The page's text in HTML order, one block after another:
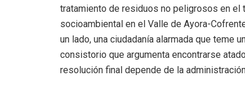
tratamiento de residuos no peligrosos en el
socioambiental en el Valle de Ayora-
un lado, una ciudadanía alarmada que teme
consistorio que argumenta encontrarse
resolución final depende de la